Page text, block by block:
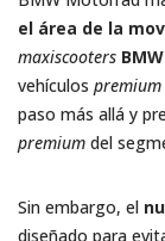
el área de la
maxiscooters
vehículos premium
paso más allá y
premium del
Sin embargo, el
diseñado para